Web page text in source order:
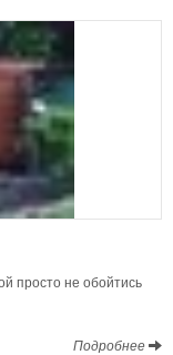
просто не обойтись
Подробнее